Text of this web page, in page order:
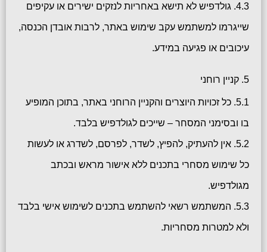
4.3. גולדפיש לא תישא באחריות לנזקים ישירים או עקיפים
שייגרמו למשתמש עקב שימוש באתר, לרבות אובדן הכנסה,
עיכובים או פגיעה במידע.
5. קניין רוחני
5.1. כל זכויות היוצרים והקניין הרוחני באתר, בתוכן המופיע
בו ובסימני המסחר – שייכים לגולדפיש בלבד.
5.2. אין להעתיק, להפיץ, לשדר, לפרסם, לשדרג או לעשות
כל שימוש מסחרי בתכנים ללא אישור מראש ובכתב
מגולדפיש.
5.3. המשתמש רשאי להשתמש בתכנים לשימוש אישי בלבד
ולא למטרות מסחריות.